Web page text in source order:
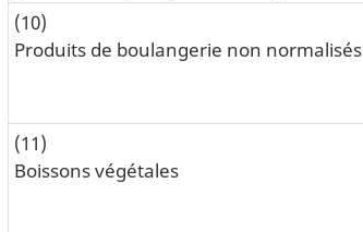
(10)
Produits de boulangerie non normalisés
(11)
Boissons végétales